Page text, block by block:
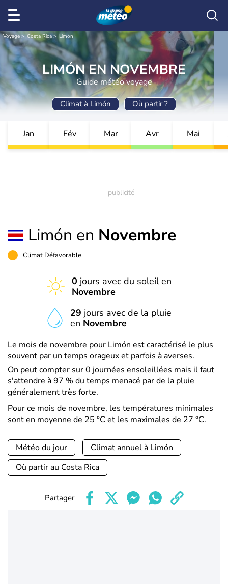
Voyage Costa Rica Limón
LIMÓN EN NOVEMBRE
Guide météo voyage
Climat à Limón Où partir ?
Jan Fév Mar Avr Mai
Limón en Novembre
Climat Défavorable
0 jours avec du soleil en
Novembre
29 jours avec de la pluie
en Novembre
Le mois de novembre pour Limón est caractérisé le plus
souvent par un temps orageux et parfois à averses.
On peut compter sur 0 journées ensoleillées mais il faut
s'attendre à 97 % du temps menacé par de la pluie
généralement très forte.
Pour ce mois de novembre, les températures minimales
sont en moyenne de 25 °C et les maximales de 27 °C.
Météo du jour
Climat annuel à Limón
Où partir au Costa Rica
Partager